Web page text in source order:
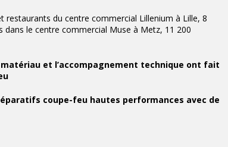
restaurants du centre commercial Lillenium à Lille, 8
le centre commercial Muse à Metz, 11 200
et l’accompagnement technique ont fait
coupe-feu hautes performances avec de